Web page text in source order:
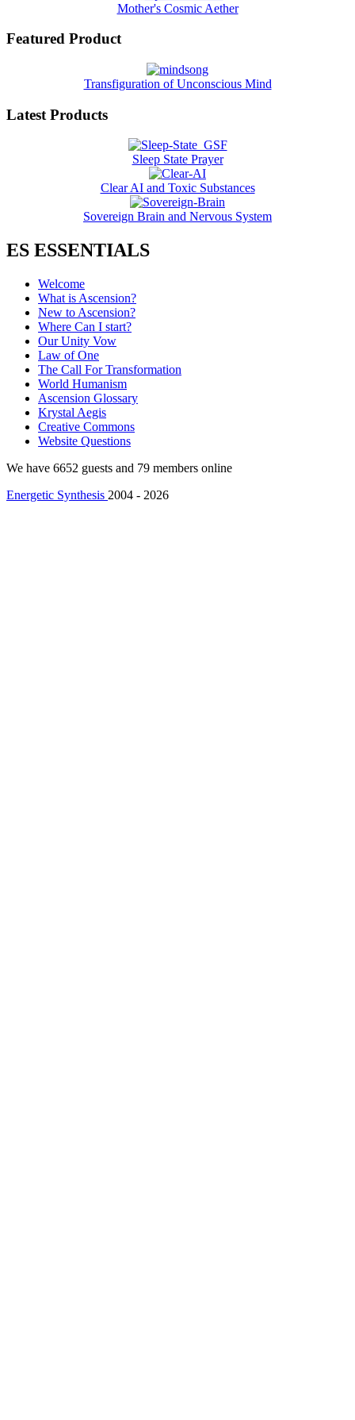
Mother's Cosmic Aether
Featured Product
Transfiguration of Unconscious Mind
Latest Products
Sleep State Prayer
Clear AI and Toxic Substances
Sovereign Brain and Nervous System
ES ESSENTIALS
Welcome
What is Ascension?
New to Ascension?
Where Can I start?
Our Unity Vow
Law of One
The Call For Transformation
World Humanism
Ascension Glossary
Krystal Aegis
Creative Commons
Website Questions
We have 6652 guests and 79 members online
Energetic Synthesis 2004 - 2026